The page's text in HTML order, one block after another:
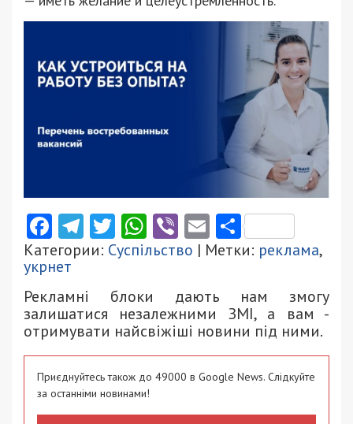
Facebook
Telegram
Twitter
WhatsApp
ViberEmail
Категории: Суспільство | Метки: реклама,
укрнет
Рекламні блоки дають нам змогу
залишатися незалежними ЗМІ, а вам -
отримувати найсвіжіші новини під ними.
Приєднуйтесь також до 49000 в Google News. Слідкуйте
за останніми новинами!